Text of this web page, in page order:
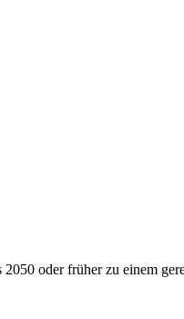
oder früher zu einem